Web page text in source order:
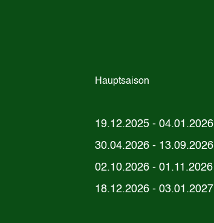
Hauptsaison
19.12.2025 - 04.01.2026
30.04.2026 - 13.09.2026
02.10.2026 - 01.11.2026
18.12.2026 - 03.01.2027